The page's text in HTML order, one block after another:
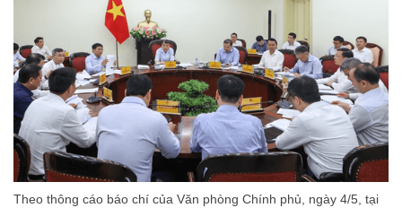
Theo thông cáo báo chí của Văn phòng Chính phủ, ngày 4/5, tại